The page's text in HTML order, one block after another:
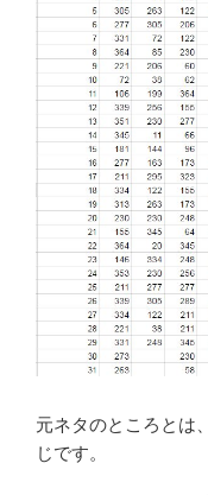
元ネタのところとは
じです。